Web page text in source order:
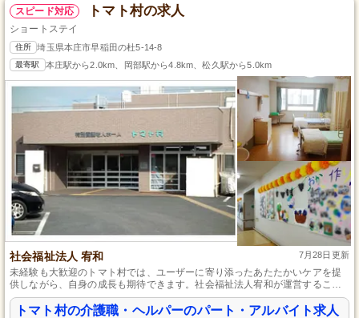
スピード対応 トマト村の求人
ショートステイ
住所 埼玉県本庄市早稲田の杜5-14-8
最寄駅 本庄駅から2.0km、岡部駅から4.8km、松久駅から5.0km
社会福祉法人 宥和 7月28日更新
未経験も大歓迎のトマト村では、ユーザーに寄り添ったあたたかいケアを提
供しながら、自身の成長も期待できます。社会福祉法人宥和が運営するこの
施設でパート・アルバイトを通じて、自分のペースで働きながら介護の基礎
知識を学び、資格取得を目指すことができます。
トマト村の介護職・ヘルパーのパート・アルバイト求人